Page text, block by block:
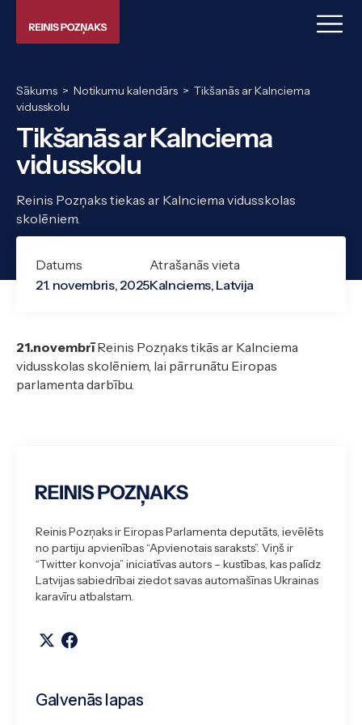
Sākums > Notikumu kalendārs > Tikšanās ar Kalnciema
vidusskolu
Tikšanās ar Kalnciema
vidusskolu
Reinis Pozņaks tiekas ar Kalnciema vidusskolas
skolēniem.
Datums
21. novembris, 2025
Atrašanās vieta
Kalnciems, Latvija
21.novembrīReinis Pozņaks tikās ar Kalnciema
vidusskolas skolēniem, lai pārrunātu Eiropas
parlamenta darbību.
Reinis Pozņaks ir Eiropas Parlamenta deputāts, ievēlēts
no partiju apvienības “Apvienotais saraksts”. Viņš ir
“Twitter konvoja” iniciatīvas autors – kustības, kas palīdz
Latvijas sabiedrībai ziedot savas automašīnas Ukrainas
karavīru atbalstam.
Galvenās lapas